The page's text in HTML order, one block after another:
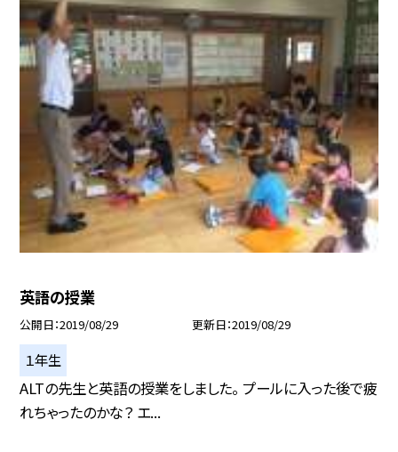
英語の授業
公開日 2019/08/29 更新日 2019/08/29
１年生
ALTの先生と英語の授業をしました。 プールに入った後で疲
れちゃったのかな？ エ...